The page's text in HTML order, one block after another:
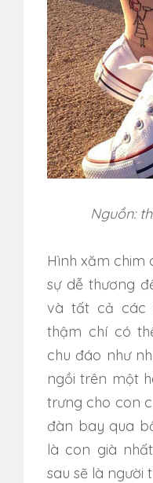
Nguồn:
Hình xăm chim
sự dễ thương
và tất cả các
thậm chí có
chu đáo như
ngồi trên một
trưng cho con
đàn bay qua
là con già
sau sẽ là người